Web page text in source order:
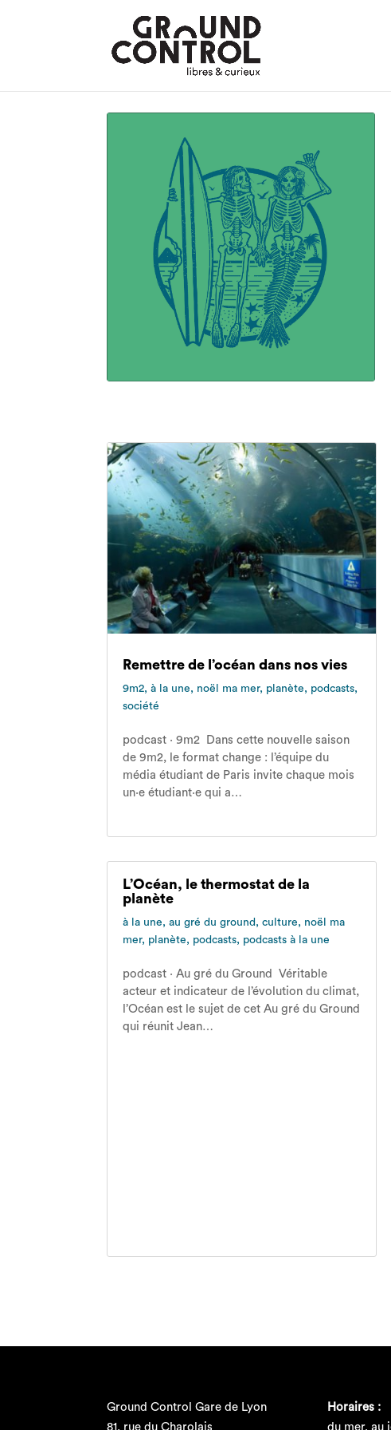
Remettre de l’océan dans nos vies
9m2,à la une, noël ma mer, planète, podcasts,
société
podcast · 9m2 Dans cette nouvelle saison
de 9m2, le format change : l’équipe du
média étudiant de Paris invite chaque mois
un·e étudiant·e qui a…
L’Océan, le thermostat de la
planète
à la une,au gré du ground ,culture, noël ma
mer, planète, podcasts, podcasts à la une
podcast · Au gré du Ground Véritable
acteur et indicateur de l’évolution du climat,
l’Océan est le sujet de cet Au gré du Ground
qui réunit Jean…
Ground Control Gare de Lyon
81, rue du Charolais
Horaires :
du mer. au